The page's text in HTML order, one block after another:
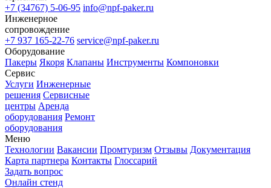
+7 (34767) 5-06-95 info@npf-paker.ru
Инженерное
сопровождение
+7 937 165-22-76 service@npf-paker.ru
Оборудование
Пакеры Якоря Клапаны Инструменты Компоновки
Сервис
Услуги Инженерные
решения Сервисные
центры Аренда
оборудования Ремонт
оборудования
Меню
Технологии Вакансии Промтуризм Отзывы Документация
Карта партнера Контакты Глоссарий
Задать вопрос
Онлайн стенд